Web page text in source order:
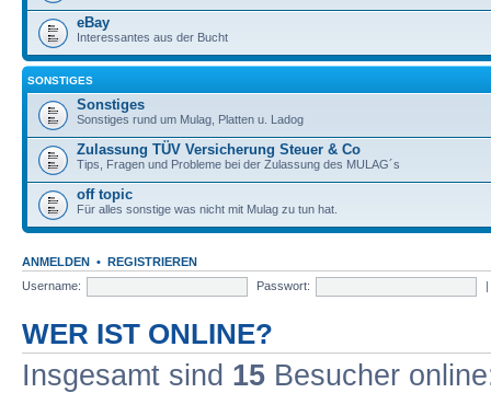
eBay
Interessantes aus der Bucht
SONSTIGES
Sonstiges
Sonstiges rund um Mulag, Platten u. Ladog
Zulassung TÜV Versicherung Steuer & Co
Tips, Fragen und Probleme bei der Zulassung des MULAG´s
off topic
Für alles sonstige was nicht mit Mulag zu tun hat.
ANMELDEN • REGISTRIEREN
Username:
Passwort: |
WER IST ONLINE?
Insgesamt sind 15 Besucher